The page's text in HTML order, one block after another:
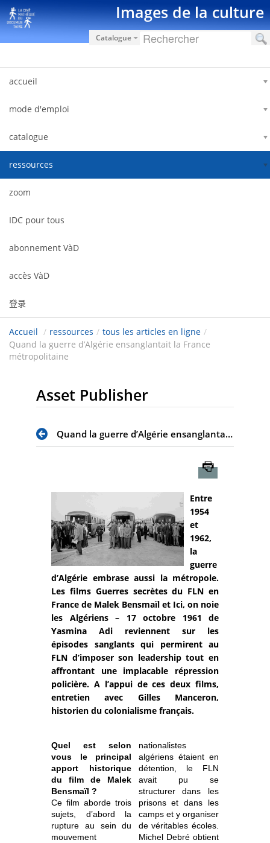
跳转到内容 Images de la culture
Catalogue
accueil
mode d'emploi
catalogue
ressources
zoom
IDC pour tous
abonnement VàD
accès VàD
登录
Accueil / ressources / tous les articles en ligne /
Quand la guerre d’Algérie ensanglantait la France
métropolitaine
Asset Publisher
Quand la guerre d’Algérie ensanglantait la France métropolitaine
Entre
1954
et
1962,
la
guerre
d’Algérie embrase aussi la métropole.
Les films Guerres secrètes du FLN en
France de Malek Bensmaïl et Ici, on noie
les Algériens – 17 octobre 1961 de
Yasmina Adi reviennent sur les
épisodes sanglants qui permirent au
FLN d’imposer son leadership tout en
affrontant une implacable répression
policière. A l’appui de ces deux films,
entretien avec Gilles Manceron,
historien du colonialisme français.
Quel est selon
vous le principal
apport historique
du film de Malek
Bensmaïl ?
Ce film aborde trois
sujets, d’abord la
rupture au sein du
mouvement
nationalistes
algériens étaient en
détention, le FLN
avait pu se
structurer dans les
prisons et dans les
camps et y organiser
de véritables écoles.
Michel Debré obtient